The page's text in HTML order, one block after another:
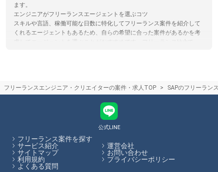
ます。
エンジニアがフリーランスエージェントを選ぶコツ
スキルや言語、稼働可能な日数に特化してフリーランス案件を紹介して
くれるエージェントもあるため、自らの希望に合った案件があるかを考
慮してエージェントを選ぶことがおすすめです。フリーランスHubで
フリーランスHubからエージェントのフリーランス案件にご応募頂いた
対一のカウンセリングでスキルや希望の働き方をエージェントの担当者
の方からヒアリング、その後希望にあった企業と商談し、案件に参画し
フリーランスHubはお客様のフリーランス案件探しを最大限サポートし
ていきます。
フリーランスエンジニア・クリエイターの案件・求人TOP SAPのフリーラン
公式LINE
フリーランス案件を探す
サービス紹介
運営会社
サイトマップ
お問い合わせ
利用規約
プライバシーポリシー
よくある質問